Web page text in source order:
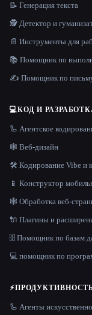
📝 Генерация текста
🕵️ Детектор и
📄 Инструменты для
📚 Помощник по
✍️ Помощник по
💻КОД И
🦾 Агентское
🕸 Веб-дизайн
🛠️ Кодирование Vibe и
📱 Конструктор
🕸️ Обработка веб-
🔌 Плагины и
🗄️ Помощник по базам
💻 помощник по
⚡
🦾 Агенты